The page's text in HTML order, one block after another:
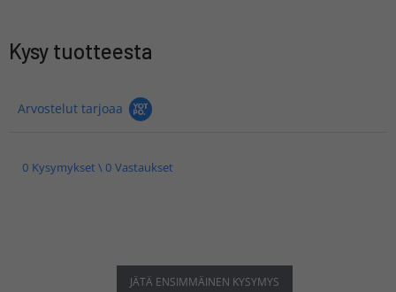
Kysy tuotteesta
Arvostelut tarjoaa
0 Kysymykset \ 0 Vastaukset
JÄTÄ ENSIMMÄINEN KYSYMYS